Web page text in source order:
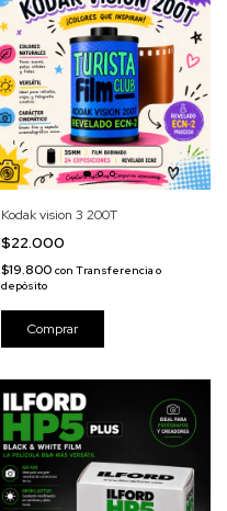
Kodak vision 3 200T
$22.000
$19.800 con Transferencia o
depósito